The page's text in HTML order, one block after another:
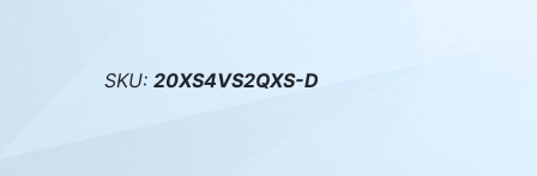
SKU: 20XS4VS2QXS-D